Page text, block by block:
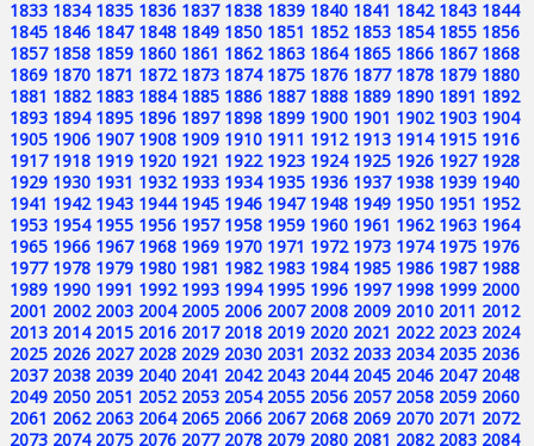
1833 1834 1835 1836 1837 1838 1839 1840 1841 1842 1843 1844
1845 1846 1847 1848 1849 1850 1851 1852 1853 1854 1855 1856
1857 1858 1859 1860 1861 1862 1863 1864 1865 1866 1867 1868
1869 1870 1871 1872 1873 1874 1875 1876 1877 1878 1879 1880
1881 1882 1883 1884 1885 1886 1887 1888 1889 1890 1891 1892
1893 1894 1895 1896 1897 1898 1899 1900 1901 1902 1903 1904
1905 1906 1907 1908 1909 1910 1911 1912 1913 1914 1915 1916
1917 1918 1919 1920 1921 1922 1923 1924 1925 1926 1927 1928
1929 1930 1931 1932 1933 1934 1935 1936 1937 1938 1939 1940
1941 1942 1943 1944 1945 1946 1947 1948 1949 1950 1951 1952
1953 1954 1955 1956 1957 1958 1959 1960 1961 1962 1963 1964
1965 1966 1967 1968 1969 1970 1971 1972 1973 1974 1975 1976
1977 1978 1979 1980 1981 1982 1983 1984 1985 1986 1987 1988
1989 1990 1991 1992 1993 1994 1995 1996 1997 1998 1999 2000
2001 2002 2003 2004 2005 2006 2007 2008 2009 2010 2011 2012
2013 2014 2015 2016 2017 2018 2019 2020 2021 2022 2023 2024
2025 2026 2027 2028 2029 2030 2031 2032 2033 2034 2035 2036
2037 2038 2039 2040 2041 2042 2043 2044 2045 2046 2047 2048
2049 2050 2051 2052 2053 2054 2055 2056 2057 2058 2059 2060
2061 2062 2063 2064 2065 2066 2067 2068 2069 2070 2071 2072
2073 2074 2075 2076 2077 2078 2079 2080 2081 2082 2083 2084